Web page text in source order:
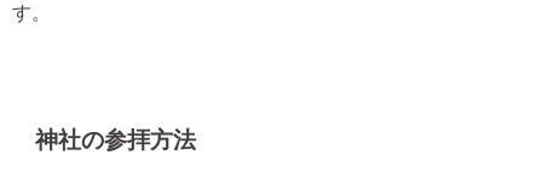
す。
神社の参拝方法